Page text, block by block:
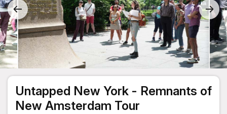
Untapped New York - Remnants of
New Amsterdam Tour